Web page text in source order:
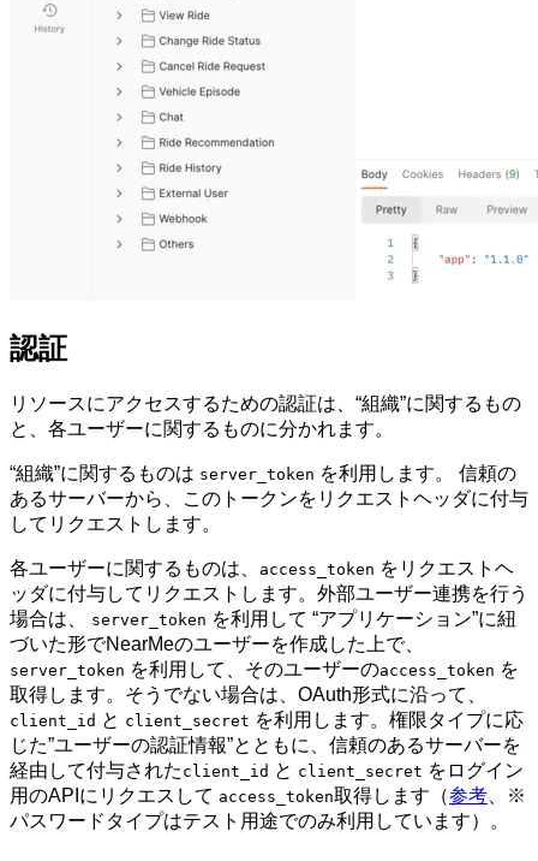
認証
リソースにアクセスするための認証は、“組織”に関するもの
と、各ユーザーに関するものに分かれます。
“組織”に関するものは server_token を利用します。 信頼の
あるサーバーから、このトークンをリクエストヘッダに付与
してリクエストします。
各ユーザーに関するものは、 access_token をリクエストヘ
ッダに付与してリクエストします。外部ユーザー連携を行う
場合は、
server_token を利用して “アプリケーション”に紐
づいた形でNearMeのユーザーを作成した上で、
server_token を利用して、そのユーザーのaccess_token を
取得します。そうでない場合は、OAuth形式に沿って、
client_id と client_secret を利用します。権限タイプに応
じた”ユーザーの認証情報”とともに、信頼のあるサーバーを
経由して付与された client_id と client_secret をログイン
用のAPIにリクエスして access_token取得します（参考 、※
パスワードタイプはテスト用途でのみ利用しています）。